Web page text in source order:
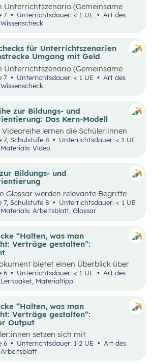
Unterrichtszenario (Gemeinsame
wie z.B.: Umweltschutz,
Innovation etc. (ohne Login
überprüfen zu können, findet ihr
Lernmaterial einen digitalen
Einfach via Link oder QR-Code
loslegen!
7 Unterrichtsdauer: < 1 UE
Art des
für Unterrichtszenarien
Umgang mit Geld
Unterrichtszenario (Gemeinsame
wiez.B.: Bewusst entsche iden,
Verträge,
): Um das Wissen eurer
überprüfen zu können, findet ihr
Lernmaterial ein
digitale
Einfachvia Link oder QR-Code
loslegen!
7 Unterrichtsdauer: < 1 UE
zur Bildungs- und
Das Kern-Modell
lernen die Schüler:innen
auftreten, authentisch
gleichzeitig Menschen von sich
Schulstufe 7, Schulstufe 8
Unterrichtsdauer: < 1 UE
Video
Bildungs- und
Glossar werden relevante Begriffe
„Bildungs- und Berufsorientierung“
gibt es Arbeitsblätter zu
Schulstufe 7, Schulstufe 8
Unterrichtsdauer: < 1 UE
Arbeitsblatt, Glossar
“Halten, was man
Verträge gestalten”:
bietet einen Überblick über
die für die Lerntrecke “Halten,
verspricht – Verträge gestalten” für
zur Verfügung stehen.
6 Unterrichtsdauer: < 1 UE
Materialtipp
“Halten, was man
Verträge gestalten”:
Output
setzen sich mit
Aspekten der
auseinander und drehen
6 Unterrichtsdauer: 1-2 UE
Art des